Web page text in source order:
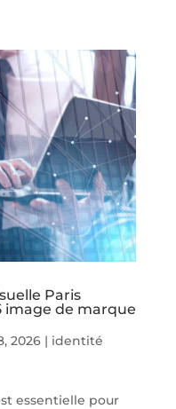
Paris
image de marque
2026| identité
essentielle pour